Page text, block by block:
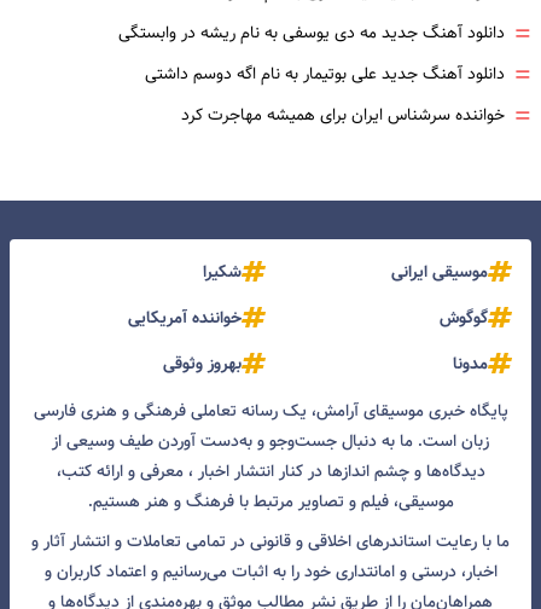
= دانلود آهنگ جدید مه دی یوسفی به نام ریشه در وابستگی
= دانلود آهنگ جدید علی بوتیمار به نام اگه دوسم داشتی
= خواننده سرشناس ایران برای همیشه مهاجرت کرد
موسیقی ایرانی
شکیرا
گوگوش
خواننده آمریکایی
مدونا
بهروز وثوقی
پایگاه خبری موسیقای آرامش، یک رسانه تعاملی فرهنگی و هنری فارسی
زبان است. ما به دنبال جست‌و‌جو و به‌دست آوردن طیف وسیعی از
دیدگاه‌ها و چشم انداز‌ها در کنار انتشار اخبار ، معرفی و ارائه کتب،
موسیقی، فیلم و تصاویر مرتبط با فرهنگ و هنر هستیم.
ما با رعایت استاندرهای اخلاقی و قانونی در تمامی تعاملات و انتشار آثار و
اخبار، درستی و امانتداری خود را به اثبات می‌رسانیم و اعتماد کاربران و
همراهان‌مان را از طریق نشر مطالب موثق و بهره‌مندی از دیدگاه‌ها و